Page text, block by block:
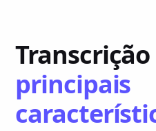
principais